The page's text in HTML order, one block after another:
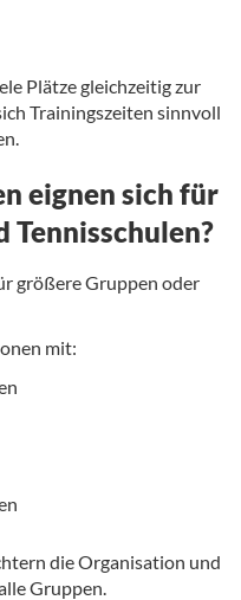
Plätze gleichzeitig zur
Trainingszeiten sinnvoll
eignen sich für
Tennisschulen?
größere Gruppen oder
mit:
die Organisation und
Gruppen.